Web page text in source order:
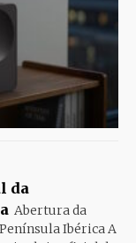
da
Abertura da
Ibérica A